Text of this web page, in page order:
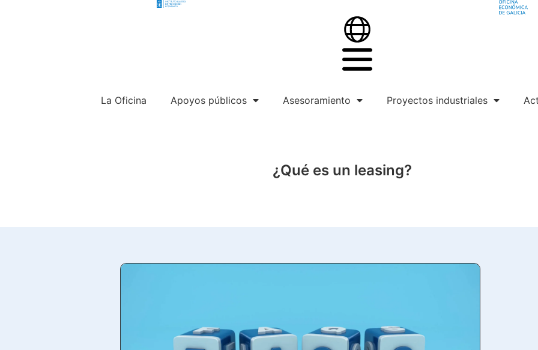
La Oficina Apoyos públicos Asesoramiento Proyectos industriales
¿Qué es un leasing?